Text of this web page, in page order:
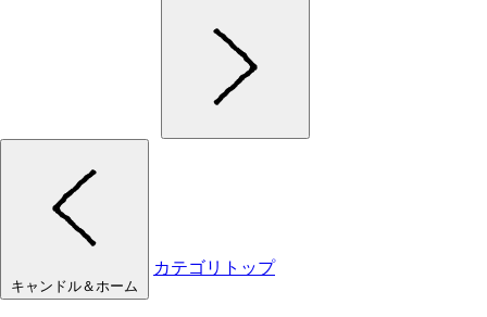
キャンドル＆ホーム
カテゴリトップ